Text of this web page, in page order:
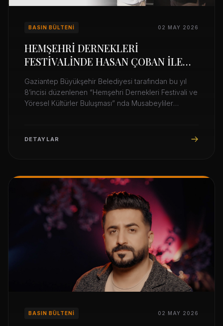
BASIN BÜLTENI 02 MAY 2026
HEMŞEHRİ DERNEKLERİ
FESTİVALİNDE HASAN ÇOBAN İLE
Gaziantep Büyükşehir Belediyesi tarafından bu yıl
8’incisi düzenlenen “Hemşehri Dernekleri Festivali ve
Yöresel Kültürler Buluşması” nda Musabeyliler
DETAYLAR
BASIN BÜLTENI 02 MAY 2026